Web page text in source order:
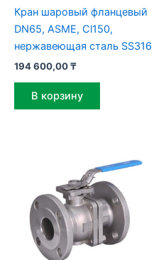
Кран шаровый фланцевый
DN65, ASME, Cl150,
нержавеющая сталь SS316
194 600,00₸
В корзину